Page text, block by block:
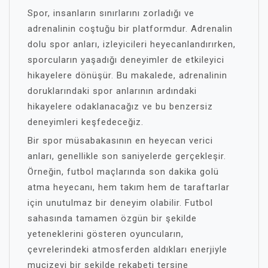
Spor, insanların sınırlarını zorladığı ve
adrenalinin coştuğu bir platformdur. Adrenalin
dolu spor anları, izleyicileri heyecanlandırırken,
sporcuların yaşadığı deneyimler de etkileyici
hikayelere dönüşür. Bu makalede, adrenalinin
doruklarındaki spor anlarının ardındaki
hikayelere odaklanacağız ve bu benzersiz
deneyimleri keşfedeceğiz.
Bir spor müsabakasının en heyecan verici
anları, genellikle son saniyelerde gerçekleşir.
Örneğin, futbol maçlarında son dakika golü
atma heyecanı, hem takım hem de taraftarlar
için unutulmaz bir deneyim olabilir. Futbol
sahasında tamamen özgün bir şekilde
yeteneklerini gösteren oyuncuların,
çevrelerindeki atmosferden aldıkları enerjiyle
mucizevi bir şekilde rekabeti tersine